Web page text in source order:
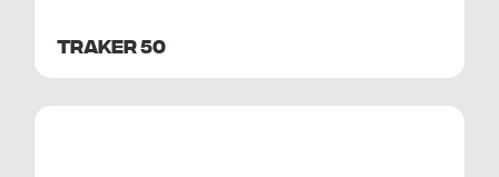
TRAKER 50